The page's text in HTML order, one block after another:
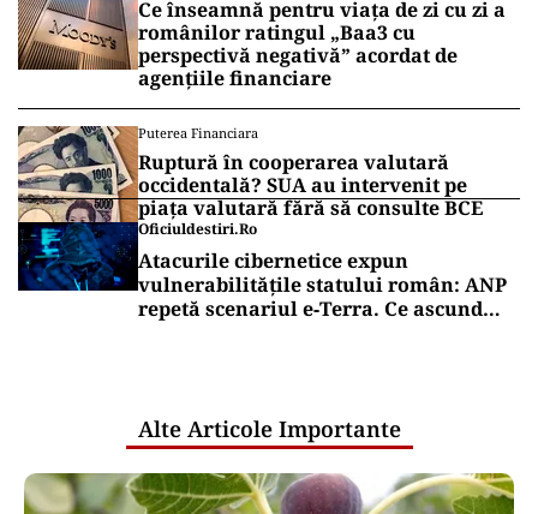
Ce înseamnă pentru viața de zi cu zi a
românilor ratingul „Baa3 cu
perspectivă negativă” acordat de
agențiile financiare
Puterea Financiara
Ruptură în cooperarea valutară
occidentală? SUA au intervenit pe
piața valutară fără să consulte BCE
Oficiuldestiri.ro
Atacurile cibernetice expun
vulnerabilitățile statului român: ANP
repetă scenariul e‑Terra. Ce ascund
Alte Articole Importante